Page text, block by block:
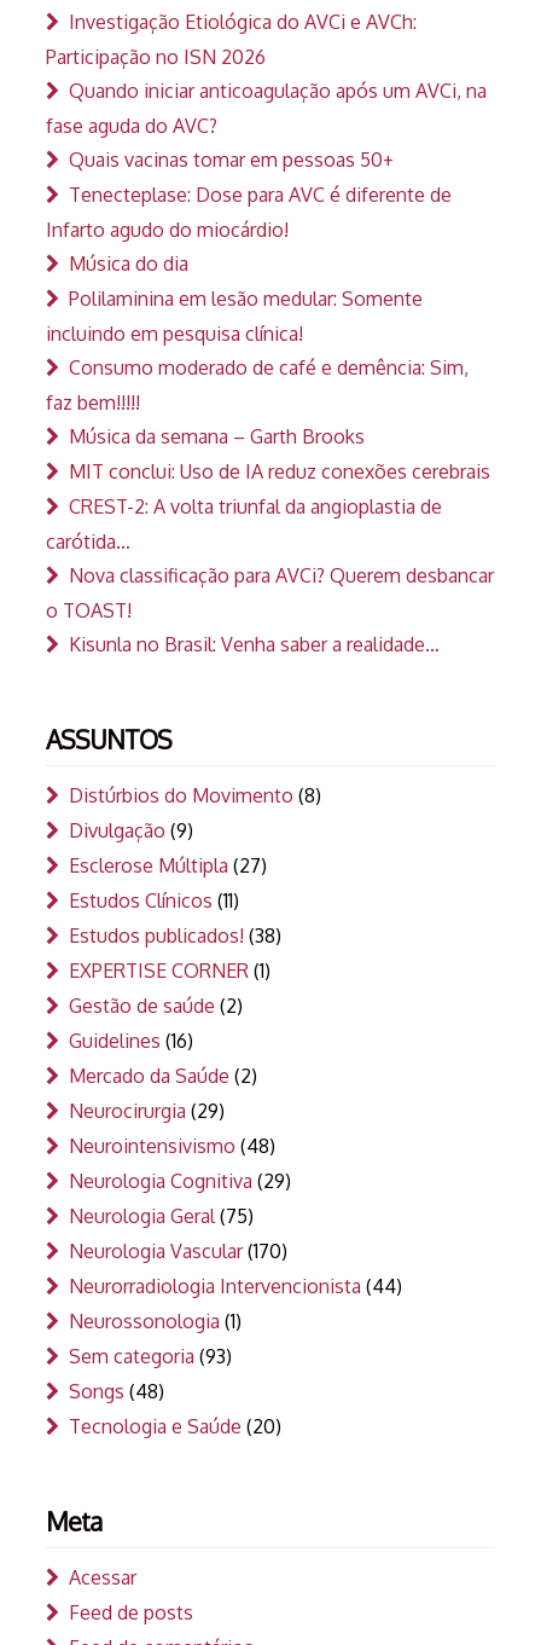
Investigação Etiológica do AVCi e AVCh:
Participação no ISN 2026
Quando iniciar anticoagulação após um AVCi, na
fase aguda do AVC?
Quais vacinas tomar em pessoas 50+
Tenecteplase: Dose para AVC é diferente de
Infarto agudo do miocárdio!
Música do dia
Polilaminina em lesão medular: Somente
incluindo em pesquisa clínica!
Consumo moderado de café e demência: Sim,
faz bem!!!!!
Música da semana – Garth Brooks
MIT conclui: Uso de IA reduz conexões cerebrais
CREST-2: A volta triunfal da angioplastia de
carótida…
Nova classificação para AVCi? Querem desbancar
o TOAST!
Kisunla no Brasil: Venha saber a realidade…
ASSUNTOS
Distúrbios do Movimento (8)
Divulgação (9)
Esclerose Múltipla (27)
Estudos Clínicos (11)
Estudos publicados! (38)
EXPERTISE CORNER (1)
Gestão de saúde (2)
Guidelines (16)
Mercado da Saúde (2)
Neurocirurgia (29)
Neurointensivismo (48)
Neurologia Cognitiva (29)
Neurologia Geral(75)
Neurologia Vascular(170)
Neurorradiologia Intervencionista (44)
Neurossonologia (1)
Sem categoria (93)
Songs (48)
Tecnologia e Saúde (20)
Meta
Acessar
Feed de posts